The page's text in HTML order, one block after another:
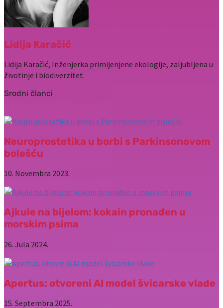
Lidija Karačić
Lidija Karačić, Inženjerka primijenjene ekologije, zaljubljena u
životinje i biodiverzitet.
Srodni članci
Neuroprostetika u borbi s Parkinsonovom
bolešću
10. Novembra 2023.
Ajkule na bijelom: kokain pronađen u
morskim psima
26. Jula 2024.
Apertus: otvoreni AI model švicarske vlade
15. Septembra 2025.